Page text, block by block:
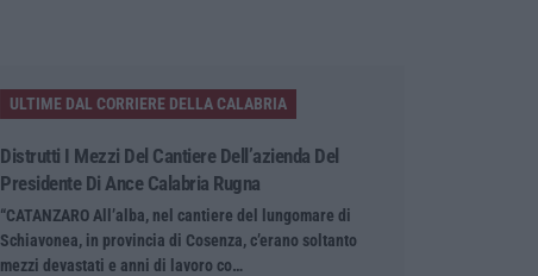
ULTIME DAL CORRIERE DELLA CALABRIA
Distrutti I Mezzi Del Cantiere Dell’azienda Del
Presidente Di Ance Calabria Rugna
“CATANZARO All’alba, nel cantiere del lungomare di
Schiavonea, in provincia di Cosenza, c’erano soltanto
mezzi devastati e anni di lavoro co…